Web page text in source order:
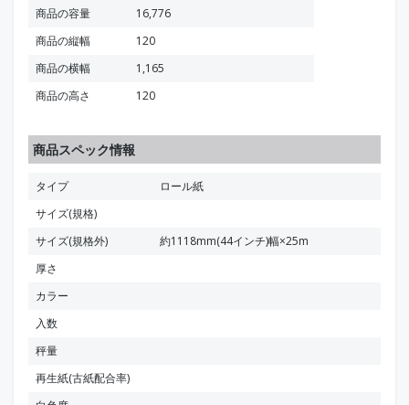
商品の容量
16,776
商品の縦幅
120
商品の横幅
1,165
商品の高さ
120
商品スペック情報
タイプ
ロール紙
サイズ(規格)
サイズ(規格外)
約1118mm(44インチ)幅×25m
厚さ
カラー
入数
秤量
再生紙(古紙配合率)